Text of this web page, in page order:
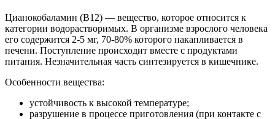
Цианокобаламин (B12) — вещество, которое относится к
категории водорастворимых. В организме взрослого человека
его содержится 2-5 мг, 70-80% которого накапливается в
печени. Поступление происходит вместе с продуктами
питания. Незначительная часть синтезируется в кишечнике.
Особенности вещества:
устойчивость к высокой температуре;
разрушение в процессе приготовления (при контакте с